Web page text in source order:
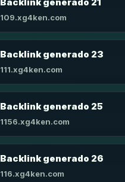
109.xg4ken.com
Backlink generado 23
111.xg4ken.com
Backlink generado 25
1156.xg4ken.com
Backlink generado 26
116.xg4ken.com